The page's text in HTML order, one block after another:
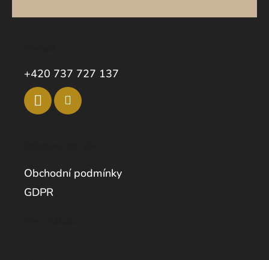
+420 737 727 137
Obchodní podmínky
GDPR